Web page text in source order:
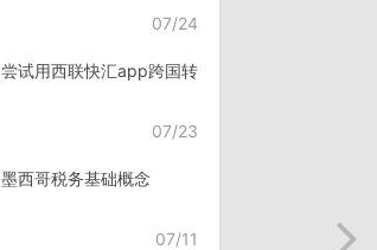
07/24
尝试用西联快汇app跨国转账
07/23
墨西哥税务基础概念
07/11